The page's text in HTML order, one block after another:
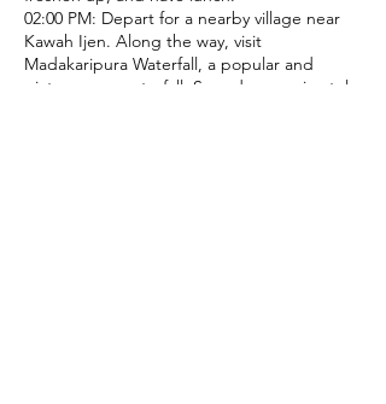
02:00 PM: Depart for a nearby village near
Kawah Ijen. Along the way, visit
Madakaripura Waterfall, a popular and
picturesque waterfall. Spend approximately